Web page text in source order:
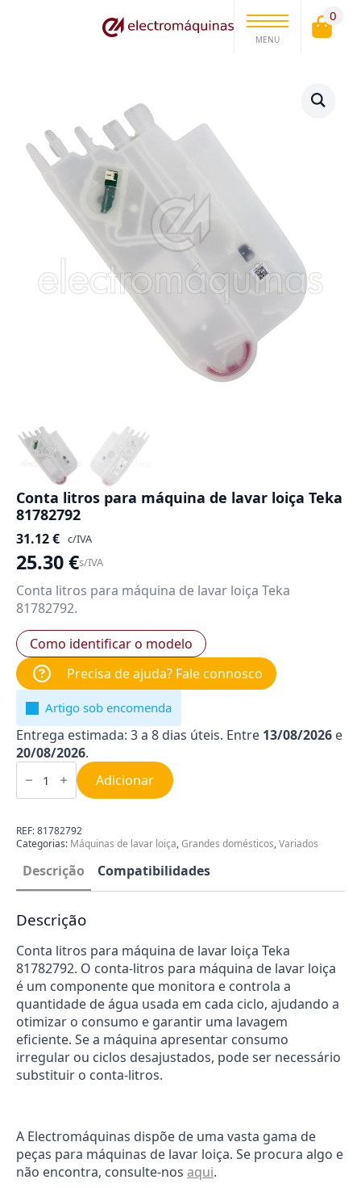
MENU
0
Conta litros para máquina de lavar loiça Teka
81782792
31.12€ c/IVA
25.30€s/IVA
Conta litros para máquina de lavar loiça Teka
81782792.
Como identificar o modelo
Precisa de ajuda? Fale connosco
Artigo sob encomenda
Entrega estimada: 3 a 8 dias úteis. Entre 13/08/2026 e
20/08/2026.
Quantidade
de
litros
máquina
de
lavar
loiça
Teka
81782792
Adicionar
REF:81782792
Categorias: Máquinas de lavar loiça,Grandes domésticos,Variados
Descrição Compatibilidades
Descrição
Conta litros para máquina de lavar loiça Teka
81782792. O conta-litros para máquina de lavar loiça
é um componente que monitora e controla a
quantidade de água usada em cada ciclo, ajudando a
otimizar o consumo e garantir uma lavagem
eficiente. Se a máquina apresentar consumo
irregular ou ciclos desajustados, pode ser necessário
substituir o conta-litros.
A Electromáquinas dispõe de uma vasta gama de
peças para máquinas de lavar loiça. Se procura algo e
não encontra, consulte-nos aqui.